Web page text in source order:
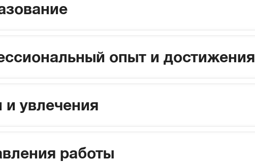
опыт и достижения
и увлечения
работы